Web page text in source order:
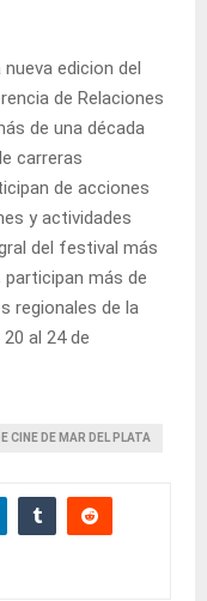
edicion del
de Relaciones
de una década
carreras
de acciones
y actividades
del festival más
participan más de
regionales de la
al 24 de
CINE DE MAR DEL PLATA